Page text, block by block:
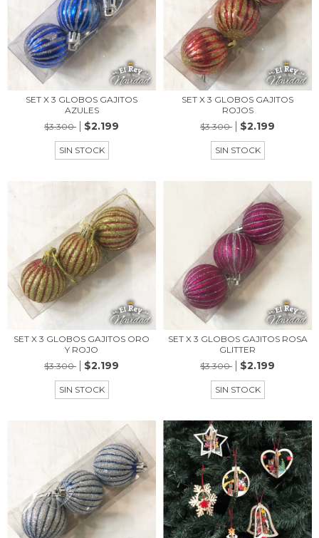
SET X 3 GLOBOS GAJITOS
AZULES
$3.300
$2.199
SIN STOCK
SET X 3 GLOBOS GAJITOS
ROJOS
$3.300
$2.199
SIN STOCK
SET X 3 GLOBOS GAJITOS ORO
Y ROJO
$3.300
$2.199
SIN STOCK
SET X 3 GLOBOS GAJITOS ROSA
GLITTER
$3.300
$2.199
SIN STOCK